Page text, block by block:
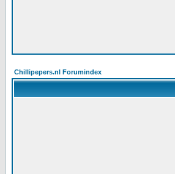
Chillipepers.nl Forumindex